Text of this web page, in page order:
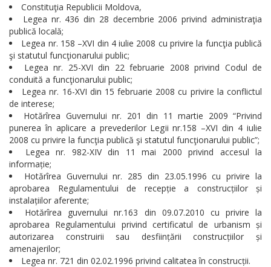
Constituţia Republicii Moldova,
Legea nr. 436 din 28 decembrie 2006 privind administraţia
publică locală;
Legea nr. 158 –XVI din 4 iulie 2008 cu privire la funcţia publică
şi statutul funcţionarului public;
Legea nr. 25-XVI din 22 februarie 2008 privind Codul de
conduită a funcţionarului public;
Legea nr. 16-XVI din 15 februarie 2008 cu privire la conflictul
de interese;
Hotărîrea Guvernului nr. 201 din 11 martie 2009 “Privind
punerea în aplicare a prevederilor Legii nr.158 –XVI din 4 iulie
2008 cu privire la funcţia publică şi statutul funcţionarului public”;
Legea nr. 982-XIV din 11 mai 2000 privind accesul la
informație;
Hotărîrea Guvernului nr. 285 din 23.05.1996 cu privire la
aprobarea Regulamentului de recepție a construcțiilor și
instalațiilor aferente;
Hotărîrea guvernului nr.163 din 09.07.2010 cu privire la
aprobarea Regulamentului privind certificatul de urbanism și
autorizarea construirii sau desființării construcțiilor și
amenajerilor;
Legea nr. 721 din 02.02.1996 privind calitatea în construcții.